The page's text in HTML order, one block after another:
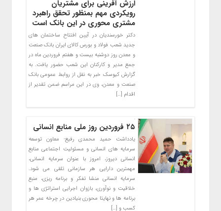
ارزش آفرینی برای مشتریان
رویکردی مهم بمنظور تحقق راهبرد
مشتری محوری در این بانک است
دکتر خورسندیان در آیین افتتاح ساختمان های
جدید شعب فولاد و بورس کالای ایران بانک صنعت
و معدن روز دوشنبه بیست و هفتم فروردین ماه در
جمع مدیر و کارکنان این شعب حضور یافت. به
گزارش کیوسک خبر به نقل از روابط عمومی بانک
صنعت و معدن، وی در این مراسم ضمن تقدیر از
اقدام […]
۲۵ فروردین روز ملی منابع انسانی
یادداشت حمید محمدی رفیع- معاون توسعه
سرمایه های انسانی و مسئولیت اجتماعی منابع
انسانی دیروز، امروز با عنوان سرمایه انسانی،
مهمترین دارایی هر سازمانی تلقی می شود.
سرمایه انسانی منشا تفکر و برنامه ریزی، منبع
خلاقیت و نوآوری، بازوان اجرایی استراتژی ها و
برنامه ها و نهایتا محوری بنیادین در چرخه عمر هر
کسب و […]